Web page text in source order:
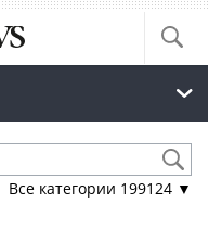
Все категории 199124 ▼